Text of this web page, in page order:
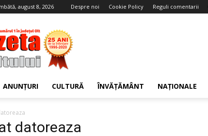
august 8, 2026 Despre noi Cookie Policy Reguli comentarii
Gazeta
Oltului
ANUNȚURI CULTURĂ ÎNVĂȚĂMÂNT NAȚIONALE
datoreaza